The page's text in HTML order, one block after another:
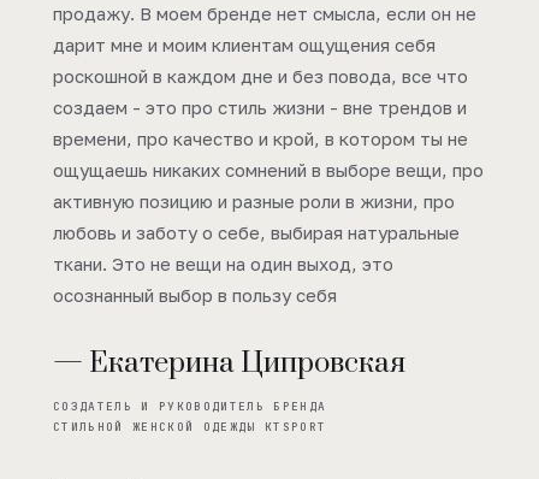
продажу. В моем бренде нет смысла, если он не
дарит мне и моим клиентам ощущения себя
роскошной в каждом дне и без повода, все что
создаем - это про стиль жизни - вне трендов и
времени, про качество и крой, в котором ты не
ощущаешь никаких сомнений в выборе вещи, про
активную позицию и разные роли в жизни, про
любовь и заботу о себе, выбирая натуральные
ткани. Это не вещи на один выход, это
осознанный выбор в пользу себя
— Екатерина Ципровская
СОЗДАТЕЛЬ И РУКОВОДИТЕЛЬ БРЕНДА
СТИЛЬНОЙ ЖЕНСКОЙ ОДЕЖДЫ KTSPORT